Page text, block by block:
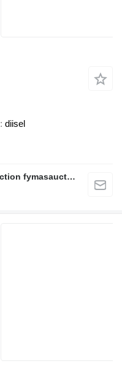
diisel
Fymas Auctions ApS – visit the auction fymasauctions.dk